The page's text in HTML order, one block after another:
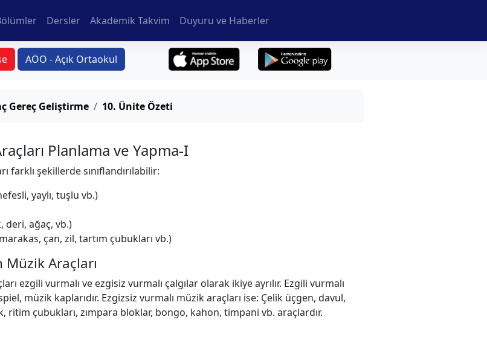
Dersler Akademik Takvim Duyuru ve Haberler
AÖO - Açık Ortaokul
Gereç Geliştirme 10. Ünite Özeti
Planlama ve Yapma-I
şekillerde sınıflandırılabilir:
yaylı, tuşlu vb.)
deri, ağaç, vb.)
çan, zil, tartım çubukları vb.)
Araçları
ezgili vurmalı ve ezgisiz vurmalı çalgılar olarak ikiye ayrılır. Ezgili vurmalı
müzik kaplarıdır. Ezgizsiz vurmalı müzik araçları ise: Çelik üçgen, davul,
ritim çubukları, zımpara bloklar, bongo, kahon, timpani vb. araçlardır.